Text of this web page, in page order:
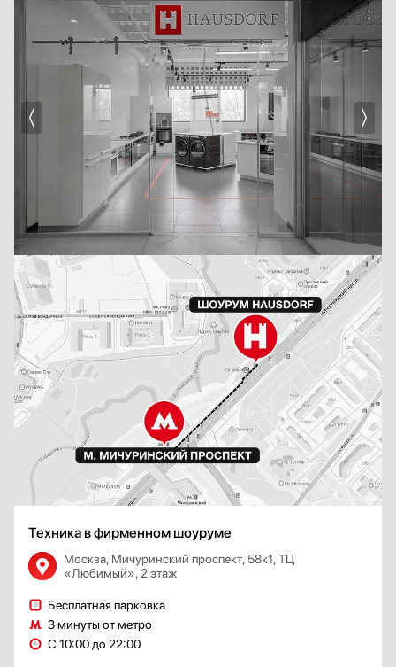
Техника в фирменном шоуруме
Москва, Мичуринский проспект, 58к1, ТЦ
«Любимый», 2 этаж
Бесплатная парковка
3 минуты от метро
С 10:00 до 22:00